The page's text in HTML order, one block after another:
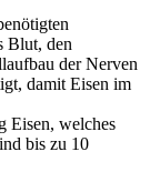
Blut, den
der Nerven
damit Eisen im
Eisen, welches
bis zu 10